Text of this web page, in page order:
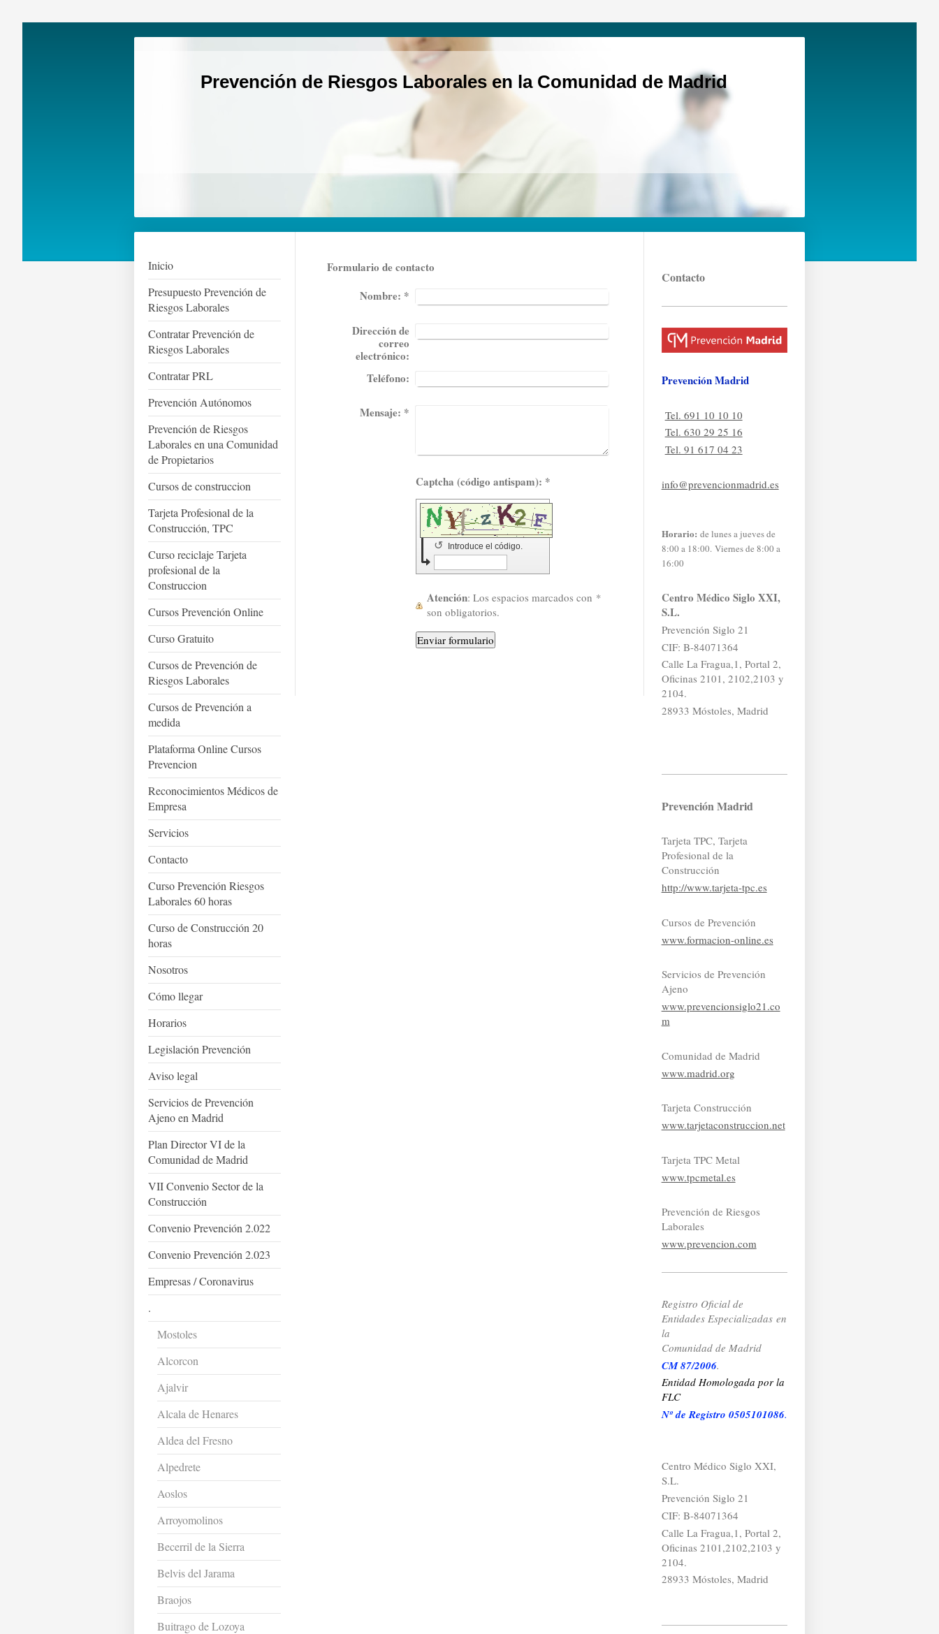
Prevención de Riesgos Laborales en la Comunidad de Madrid
Inicio
Presupuesto Prevención de
Riesgos Laborales
Contratar Prevención de
Riesgos Laborales
Contratar PRL
Prevención Autónomos
Prevención de Riesgos
Laborales en una Comunidad
de Propietarios
Cursos de construccion
Tarjeta Profesional de la
Construcción, TPC
Curso reciclaje Tarjeta
profesional de la
Construccion
Cursos Prevención Online
Curso Gratuito
Cursos de Prevención de
Riesgos Laborales
Cursos de Prevención a
medida
Plataforma Online Cursos
Prevencion
Reconocimientos Médicos de
Empresa
Servicios
Contacto
Curso Prevención Riesgos
Laborales 60 horas
Curso de Construcción 20
horas
Nosotros
Cómo llegar
Horarios
Legislación Prevención
Aviso legal
Servicios de Prevención
Ajeno en Madrid
Plan Director VI de la
Comunidad de Madrid
VII Convenio Sector de la
Construcción
Convenio Prevención 2.022
Convenio Prevención 2.023
Empresas / Coronavirus
.
Mostoles
Alcorcon
Ajalvir
Alcala de Henares
Aldea del Fresno
Alpedrete
Aoslos
Arroyomolinos
Becerril de la Sierra
Belvis del Jarama
Braojos
Buitrago de Lozoya
Formulario de contacto
Nombre: *
Dirección de
correo
electrónico:
Teléfono:
Mensaje: *
Captcha (código antispam): *
Introduce el código.
↺
Atención : Los espacios marcados con *
son obligatorios.
Contacto
Prevención Madrid
Tel. 691 10 10 10
Tel. 630 29 25 16
Tel. 91 617 04 23
info@prevencionmadrid.es
Horario: de lunes a jueves de
8:00 a 18:00. Viernes de 8:00 a
16:00
Centro Médico Siglo XXI,
S.L.
Prevención Siglo 21
CIF: B-84071364
Calle La Fragua,1, Portal 2,
Oficinas 2101, 2102,2103 y
2104.
28933 Móstoles, Madrid
Prevención Madrid
Tarjeta TPC, Tarjeta
Profesional de la
Construcción
http://www.tarjeta-tpc.es
Cursos de Prevención
www.formacion-online.es
Servicios de Prevención
Ajeno
www.prevencionsiglo21.co
m
Comunidad de Madrid
www.madrid.org
Tarjeta Construcción
www.tarjetaconstruccion.net
Tarjeta TPC Metal
www.tpcmetal.es
Prevención de Riesgos
Laborales
www.prevencion.com
Registro Oficial de
Entidades Especializadas en
la
Comunidad de Madrid
CM 87/2006.
Entidad Homologada por la
FLC
Nº de Registro 0505101086.
Centro Médico Siglo XXI,
S.L.
Prevención Siglo 21
CIF: B-84071364
Calle La Fragua,1, Portal 2,
Oficinas 2101,2102,2103 y
2104.
28933 Móstoles, Madrid